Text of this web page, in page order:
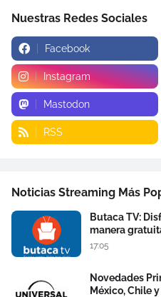
Nuestras Redes Sociales
Facebook
Instagram
Mastodon
RSS
Noticias Streaming Más
Butaca TV:
manera
17:05
Novedades
México, Chile